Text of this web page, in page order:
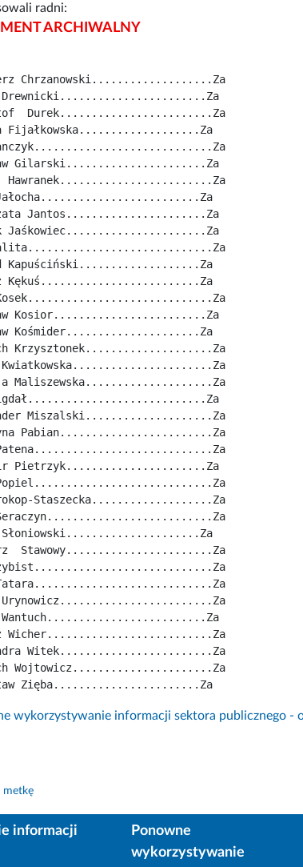
radni:
ARCHIWALNY
Chrzanowski...................Za
Drewnicki.......................Za
Durek........................Za
Fijałkowska...................Za
Gilarski......................Za
Hawranek........................Za
Jałocha.........................Za
Jantos......................Za
Jaśkowiec......................Za
Kalita.............................Za
Kapuściński...................Za
Kękuś.........................Za
Kosek.............................Za
Kosior........................Za
Kośmider.....................Za
Krzysztonek....................Za
Kwiatkowska......................Za
Maliszewska....................Za
Migdał............................Za
Miszalski....................Za
Pabian........................Za
Patena............................Za
Pietrzyk......................Za
Popiel............................Za
Staszecka...................Za
Seraczyn..........................Za
Słoniowski.....................Za
Stawowy.......................Za
Szybist............................Za
Tatara............................Za
Urynowicz........................Za
Wantuch.........................Za
Wicher..........................Za
Witek........................Za
Wojtowicz......................Za
Zięba.......................Za
wykorzystywanie informacji sektora publicznego -
metkę
informacji
Ponowne
wykorzystywanie